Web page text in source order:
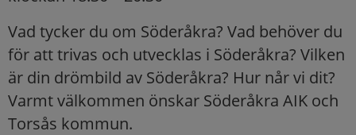
Vad tycker du om Söderåkra? Vad behöver du
för att trivas och utvecklas i Söderåkra? Vilken
är din drömbild av Söderåkra? Hur når vi dit?
Varmt välkommen önskar Söderåkra AIK och
Torsås kommun.